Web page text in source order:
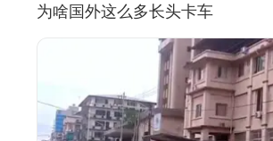
为啥国外这么多长头卡车